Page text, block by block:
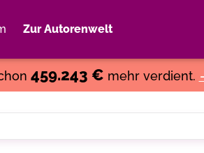
Zur Autorenwelt
459.243 € mehr verdient.